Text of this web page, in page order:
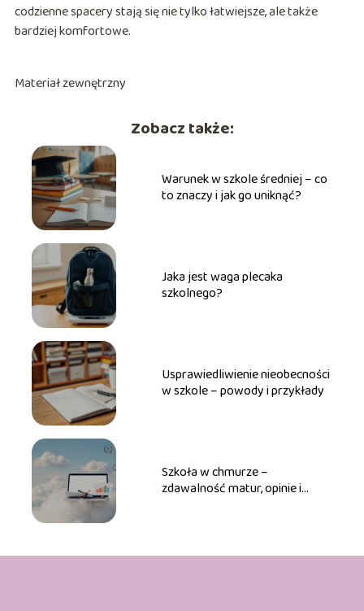
codzienne spacery stają się nie tylko łatwiejsze, ale także
bardziej komfortowe.
Materiał zewnętrzny
Zobacz także:
Warunek w szkole średniej – co
to znaczy i jak go uniknąć?
Jaka jest waga plecaka
szkolnego?
Usprawiedliwienie nieobecności
w szkole – powody i przykłady
Szkoła w chmurze –
zdawalność matur, opinie i